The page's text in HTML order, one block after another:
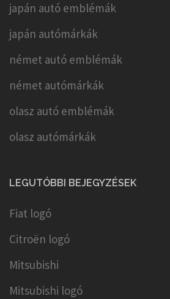
japán autó emblémák
japán autómárkák
német autó emblémák
német autómárkák
olasz autó emblémák
olasz autómárkák
LEGUTÓBBI BEJEGYZÉSEK
Fiat logó
Citroën logó
Mitsubishi
Mitsubishi logó